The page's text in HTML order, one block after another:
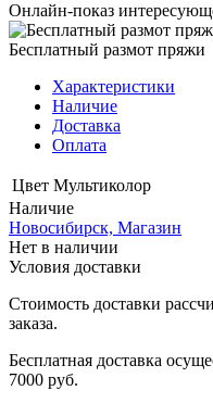
Онлайн-показ
Бесплатный размот пряжи
Характеристики
Наличие
Доставка
Оплата
Цвет Мультиколор
Наличие
Новосибирск, Магазин
Нет в наличии
Условия доставки
Стоимость доставки
заказа.
Бесплатная доставка
7000 руб.